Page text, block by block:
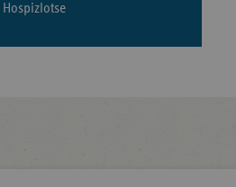
Hospizlotse